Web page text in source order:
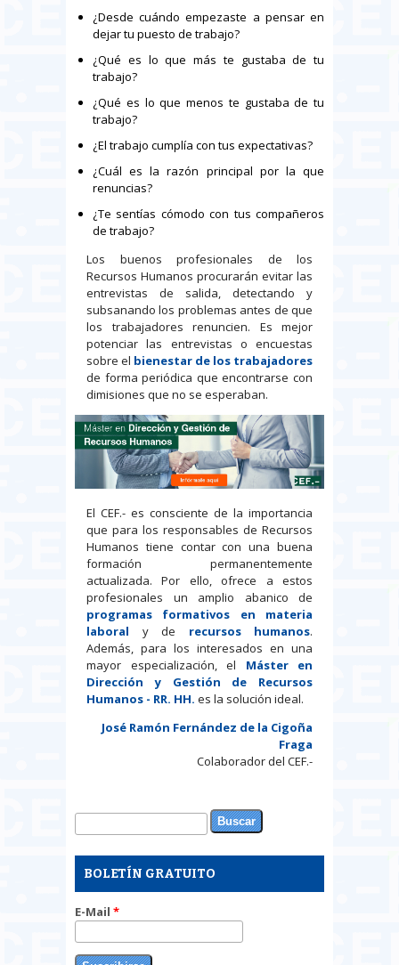
¿Desde cuándo empezaste a pensar en
dejar tu puesto de trabajo?
¿Qué es lo que más te gustaba de tu
trabajo?
¿Qué es lo que menos te gustaba de tu
trabajo?
¿El trabajo cumplía con tus expectativas?
¿Cuál es la razón principal por la que
renuncias?
¿Te sentías cómodo con tus compañeros
de trabajo?
Los buenos profesionales de los
Recursos Humanos procurarán evitar las
entrevistas de salida, detectando y
subsanando los problemas antes de que
los trabajadores renuncien. Es mejor
potenciar las entrevistas o encuestas
sobre el bienestar de los trabajadores
de forma periódica que encontrarse con
dimisiones que no se esperaban.
El CEF.- es consciente de la importancia
que para los responsables de Recursos
Humanos tiene contar con una buena
formación permanentemente
actualizada. Por ello, ofrece a estos
profesionales un amplio abanico de
programas formativos en materia
laboral y de recursos humanos.
Además, para los interesados en una
mayor especialización, el Máster en
Dirección y Gestión de Recursos
Humanos - RR. HH. es la solución ideal.
José Ramón Fernández de la Cigoña
Fraga
Colaborador del CEF.-
Formulario de búsqueda
Buscar
BOLETÍN GRATUITO
E-Mail *